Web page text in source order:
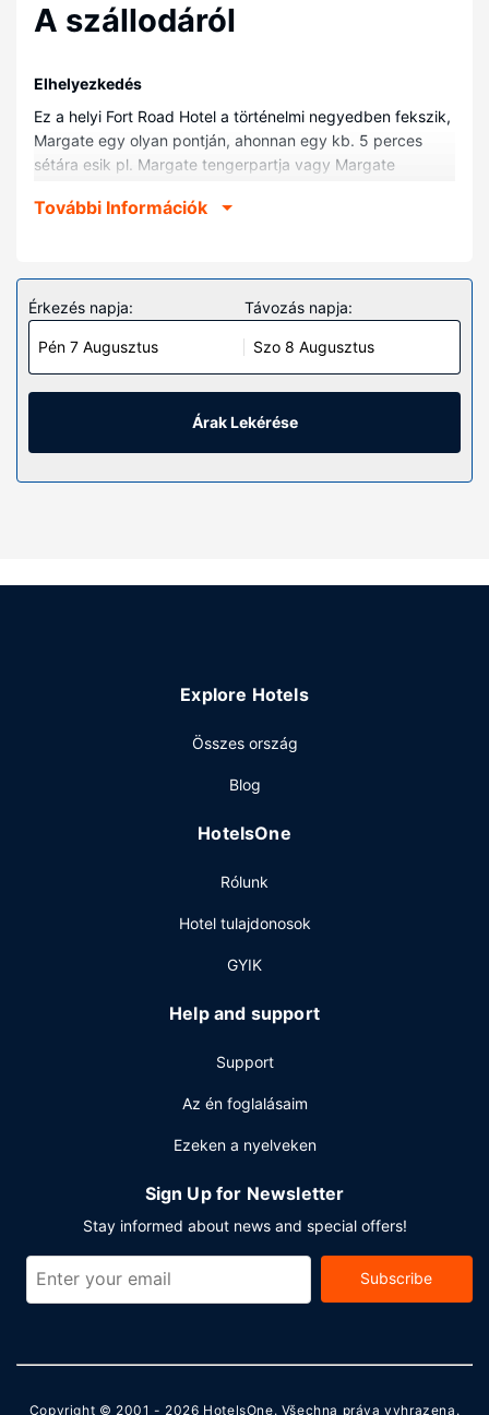
A szállodáról
Elhelyezkedés
Ez a helyi Fort Road Hotel a történelmi negyedben fekszik,
Margate egy olyan pontján, ahonnan egy kb. 5 perces
sétára esik pl. Margate tengerpartja vagy Margate
tengerpart, ill. 0,2 km-re Turner Contemporary
Ezen a szálláshelyen igazán otthon érezheti majd magát
a(z) 14 egyedi dekorációval kialakított szoba egyikében.
Kapcsolatban maradhat barátaival, családtagjaival, vagy
éppen üzleti ügyeit intézheti, hiszen a szobákban
ingyenes vezeték nélküli internet-hozzáférés is elérhető. A
fürdőszobák mindegyikében van ingyenes piperecikkek
is finomabb italokkal várja a vendégeket.
igénybe vehető. Margate városában tervez valamilyen
négyzetméter) konferenciatér és tárgyalótermek céljára
További Információk
Érkezés napja:
Pén 7 Augusztus
Távozás napja:
Szo 8 Augusztus
Árak Lekérése
Explore Hotels
Összes ország
Blog
HotelsOne
Rólunk
Hotel tulajdonosok
GYIK
Help and support
Support
Az én foglalásaim
Ezeken a nyelveken
Sign Up for Newsletter
Stay informed about news and special offers!
Subscribe
Copyright © 2001 - 2026 HotelsOne. Všechna práva vyhrazena.